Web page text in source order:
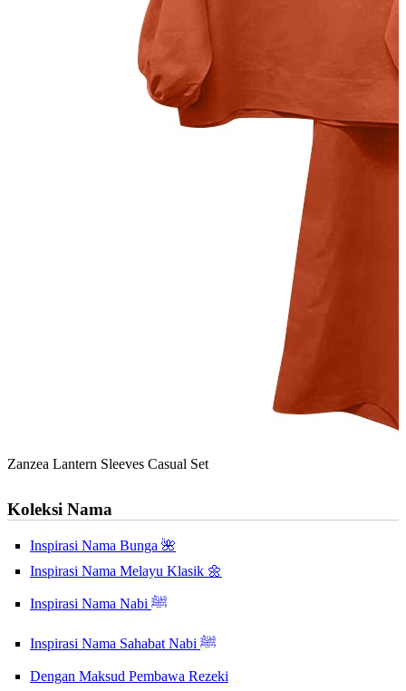
Zanzea Lantern Sleeves Casual Set
Koleksi Nama
Inspirasi Nama Bunga 🌺
Inspirasi Nama Melayu Klasik 🌼
Inspirasi Nama Nabi ﷺ
Inspirasi Nama Sahabat Nabi ﷺ
Dengan Maksud Pembawa Rezeki